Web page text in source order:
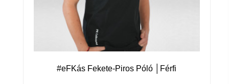
#eFKás Fekete-Piros Póló │Férfi